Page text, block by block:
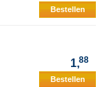
Bestellen
1,88
Bestellen